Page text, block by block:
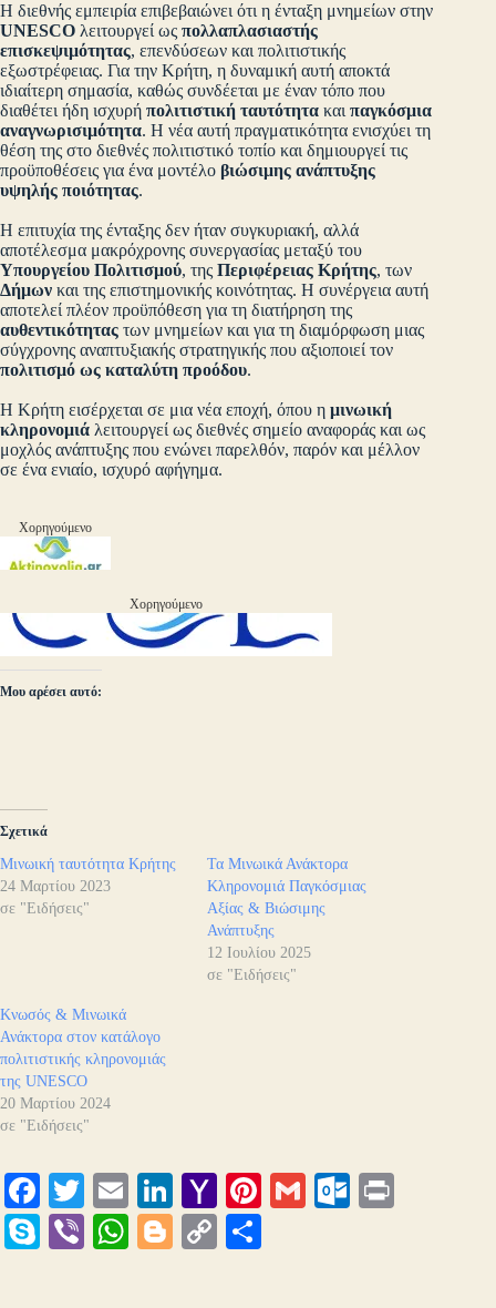
Η διεθνής εμπειρία επιβεβαιώνει ότι η ένταξη μνημείων στην
UNESCO λειτουργεί ως πολλαπλασιαστής
επισκεψιμότητας, επενδύσεων και πολιτιστικής
εξωστρέφειας. Για την Κρήτη, η δυναμική αυτή αποκτά
ιδιαίτερη σημασία, καθώς συνδέεται με έναν τόπο που
διαθέτει ήδη ισχυρή πολιτιστική ταυτότητα και παγκόσμια
αναγνωρισιμότητα. Η νέα αυτή πραγματικότητα ενισχύει τη
θέση της στο διεθνές πολιτιστικό τοπίο και δημιουργεί τις
προϋποθέσεις για ένα μοντέλο βιώσιμης ανάπτυξης
υψηλής ποιότητας.
Η επιτυχία της ένταξης δεν ήταν συγκυριακή, αλλά
αποτέλεσμα μακρόχρονης συνεργασίας μεταξύ του
Υπουργείου Πολιτισμού, της Περιφέρειας Κρήτης, των
Δήμων και της επιστημονικής κοινότητας. Η συνέργεια αυτή
αποτελεί πλέον προϋπόθεση για τη διατήρηση της
αυθεντικότητας των μνημείων και για τη διαμόρφωση μιας
σύγχρονης αναπτυξιακής στρατηγικής που αξιοποιεί τον
πολιτισμό ως καταλύτη προόδου.
Η Κρήτη εισέρχεται σε μια νέα εποχή, όπου η μινωική
κληρονομιά λειτουργεί ως διεθνές σημείο αναφοράς και ως
μοχλός ανάπτυξης που ενώνει παρελθόν, παρόν και μέλλον
σε ένα ενιαίο, ισχυρό αφήγημα.
Χορηγούμενο
Χορηγούμενο
Μου αρέσει αυτό:
Σχετικά
Μινωική ταυτότητα Κρήτης
24 Μαρτίου 2023
σε "Ειδήσεις"
Τα Μινωικά Ανάκτορα
Κληρονομιά Παγκόσμιας
Αξίας & Βιώσιμης
Ανάπτυξης
12 Ιουλίου 2025
σε "Ειδήσεις"
Κνωσός & Μινωικά
Ανάκτορα στον κατάλογο
πολιτιστικής κληρονομιάς
της UNESCO
20 Μαρτίου 2024
σε "Ειδήσεις"
Fa
ce
bo
T
wi
tte
E
m
ail
Li
nk
ed
Y
ah
oo
Pi
G
O
S
Vi
W
Bl
C